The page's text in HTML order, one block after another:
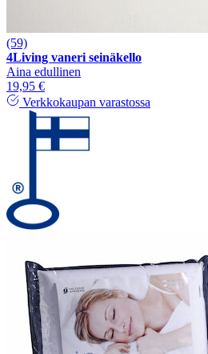
(59)
4Living vaneri seinäkello
Aina edullinen
19,95 €
Verkkokaupan varastossa